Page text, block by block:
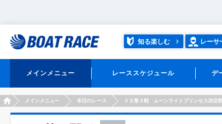
知る楽しむ レーサ
メインメニュー レーススケジュール デ
HOMEメインメニュー 本日のレース ＶＳ第３戦 ムーンライトプリンセス決定